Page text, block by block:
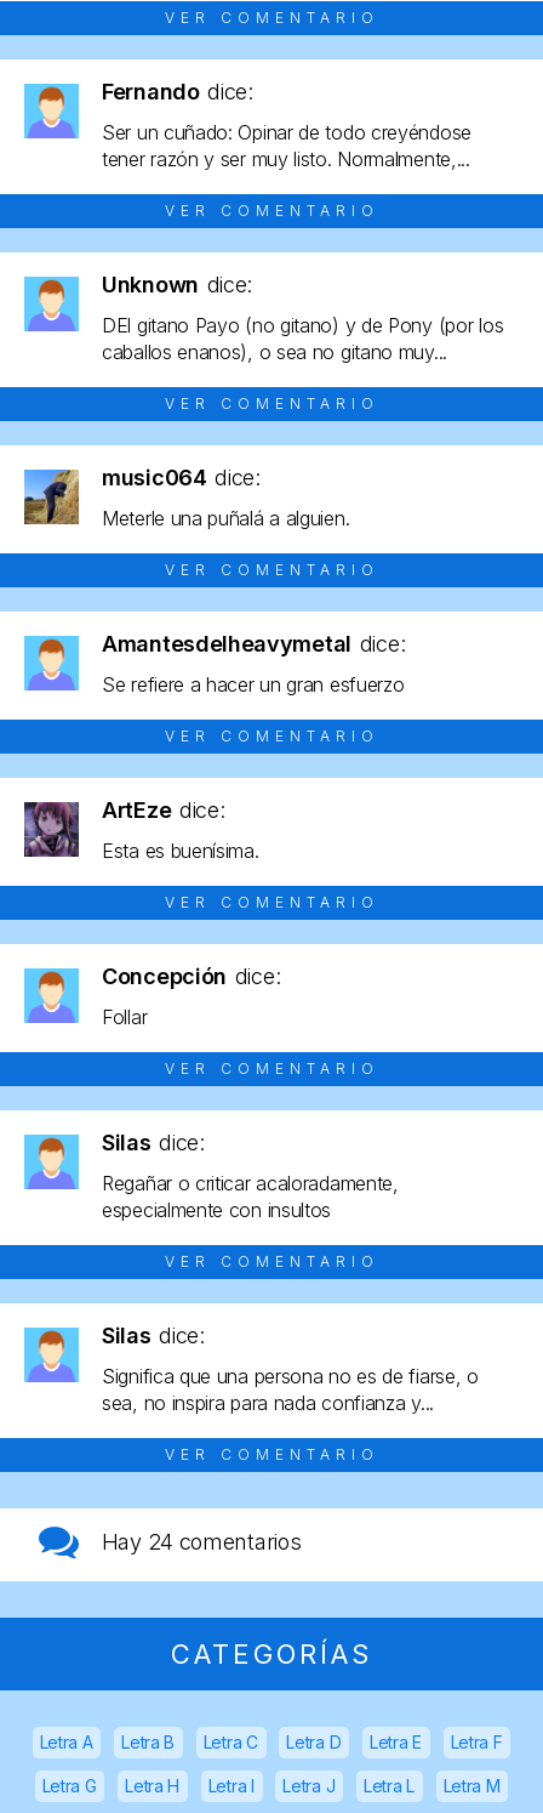
VER COMENTARIO
Fernando dice:
Ser un cuñado: Opinar de todo creyéndose
tener razón y ser muy listo. Normalmente,...
VER COMENTARIO
Unknown dice:
DEl gitano Payo (no gitano) y de Pony (por los
caballos enanos), o sea no gitano muy...
VER COMENTARIO
music064 dice:
Meterle una puñalá a alguien.
VER COMENTARIO
Amantesdelheavymetal dice:
Se refiere a hacer un gran esfuerzo
VER COMENTARIO
ArtEze dice:
Esta es buenísima.
VER COMENTARIO
Concepción dice:
Follar
VER COMENTARIO
Silas dice:
Regañar o criticar acaloradamente,
especialmente con insultos
VER COMENTARIO
Silas dice:
Significa que una persona no es de fiarse, o
sea, no inspira para nada confianza y...
VER COMENTARIO
Hay 24 comentarios
CATEGORÍAS
Letra A Letra B Letra C Letra D Letra E Letra F
Letra G Letra H Letra I Letra J Letra L Letra M